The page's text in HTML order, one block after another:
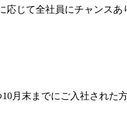
じて全社員にチャンスあ
月末までにご入社された